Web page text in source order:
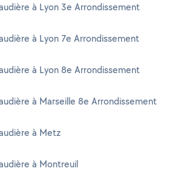
à Lyon 3e Arrondissement
à Lyon 7e Arrondissement
à Lyon 8e Arrondissement
à Marseille 8e Arrondissement
à Metz
à Montreuil